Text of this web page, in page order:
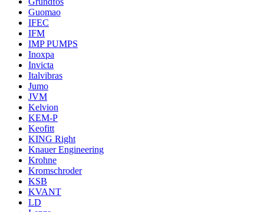
Guomao
IFEC
IFM
IMP PUMPS
Inoxpa
Invicta
Italvibras
Jumo
JVM
Kelvion
KEM-P
Keofitt
KING Right
Knauer Engineering
Krohne
Kromschroder
KSB
KVANT
LD